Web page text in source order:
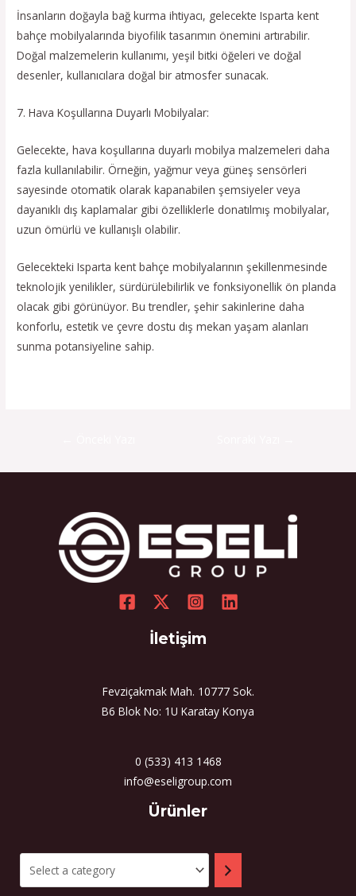
İnsanların doğayla bağ kurma ihtiyacı, gelecekte Isparta kent
bahçe mobilyalarında biyofilik tasarımın önemini artırabilir.
Doğal malzemelerin kullanımı, yeşil bitki öğeleri ve doğal
desenler, kullanıcılara doğal bir atmosfer sunacak.
7. Hava Koşullarına Duyarlı Mobilyalar:
Gelecekte, hava koşullarına duyarlı mobilya malzemeleri daha
fazla kullanılabilir. Örneğin, yağmur veya güneş sensörleri
sayesinde otomatik olarak kapanabilen şemsiyeler veya
dayanıklı dış kaplamalar gibi özelliklerle donatılmış mobilyalar,
uzun ömürlü ve kullanışlı olabilir.
Gelecekteki Isparta kent bahçe mobilyalarının şekillenmesinde
teknolojik yenilikler, sürdürülebilirlik ve fonksiyonellik ön planda
olacak gibi görünüyor. Bu trendler, şehir sakinlerine daha
konforlu, estetik ve çevre dostu dış mekan yaşam alanları
sunma potansiyeline sahip.
İletişim
Fevziçakmak Mah. 10777 Sok.
B6 Blok No: 1U Karatay Konya
0 (533) 413 1468
info@eseligroup.com
Ürünler